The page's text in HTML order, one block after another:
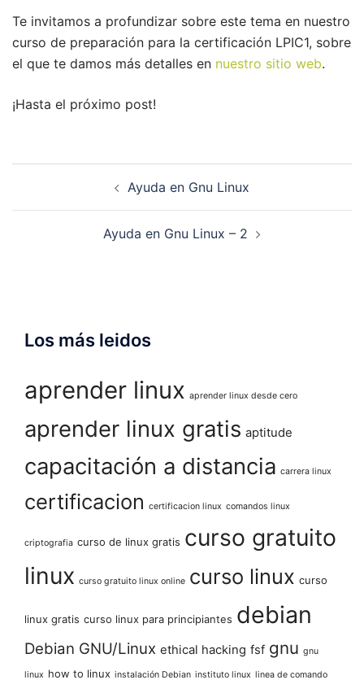
Te invitamos a profundizar sobre este tema en nuestro
curso de preparación para la certificación LPIC1, sobre
el que te damos más detalles en nuestro sitio web.
¡Hasta el próximo post!
entradas
Ayuda en Gnu Linux
Ayuda en Gnu Linux – 2
Los más leidos
aprender linux aprender linux desde cero
aprender linux gratis aptitude
capacitación a distancia carrera linux
certificacion certificacion linux comandos linux
criptografia curso de linux gratis curso gratuito
linux curso gratuito linux online curso linux curso
linux gratis curso linux para principiantes debian
Debian GNU/Linux ethical hacking fsf gnu gnu
linux how to linux instalación Debian instituto linux linea de comando